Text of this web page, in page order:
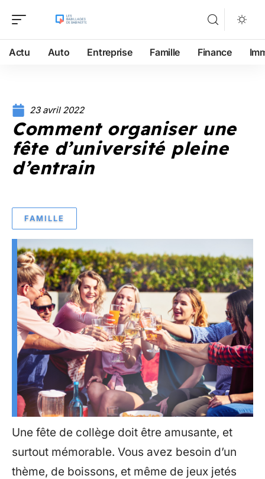
Actu Auto Entreprise Famille Finance
23 avril 2022
Comment organiser une
fête d’université pleine
d’entrain
FAMILLE
Une fête de collège doit être amusante, et
surtout mémorable. Vous avez besoin d’un
thème, de boissons, et même de jeux jetés